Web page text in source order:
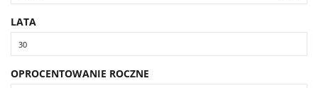
LATA
OPROCENTOWANIE ROCZNE